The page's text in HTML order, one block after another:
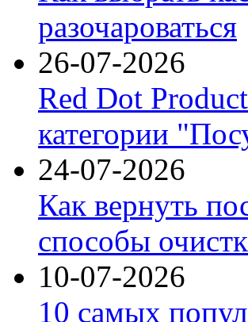
разочароваться
26-07-2026
Red Dot
категории
24-07-2026
Как вернуть
способы
10-07-2026
10 самых